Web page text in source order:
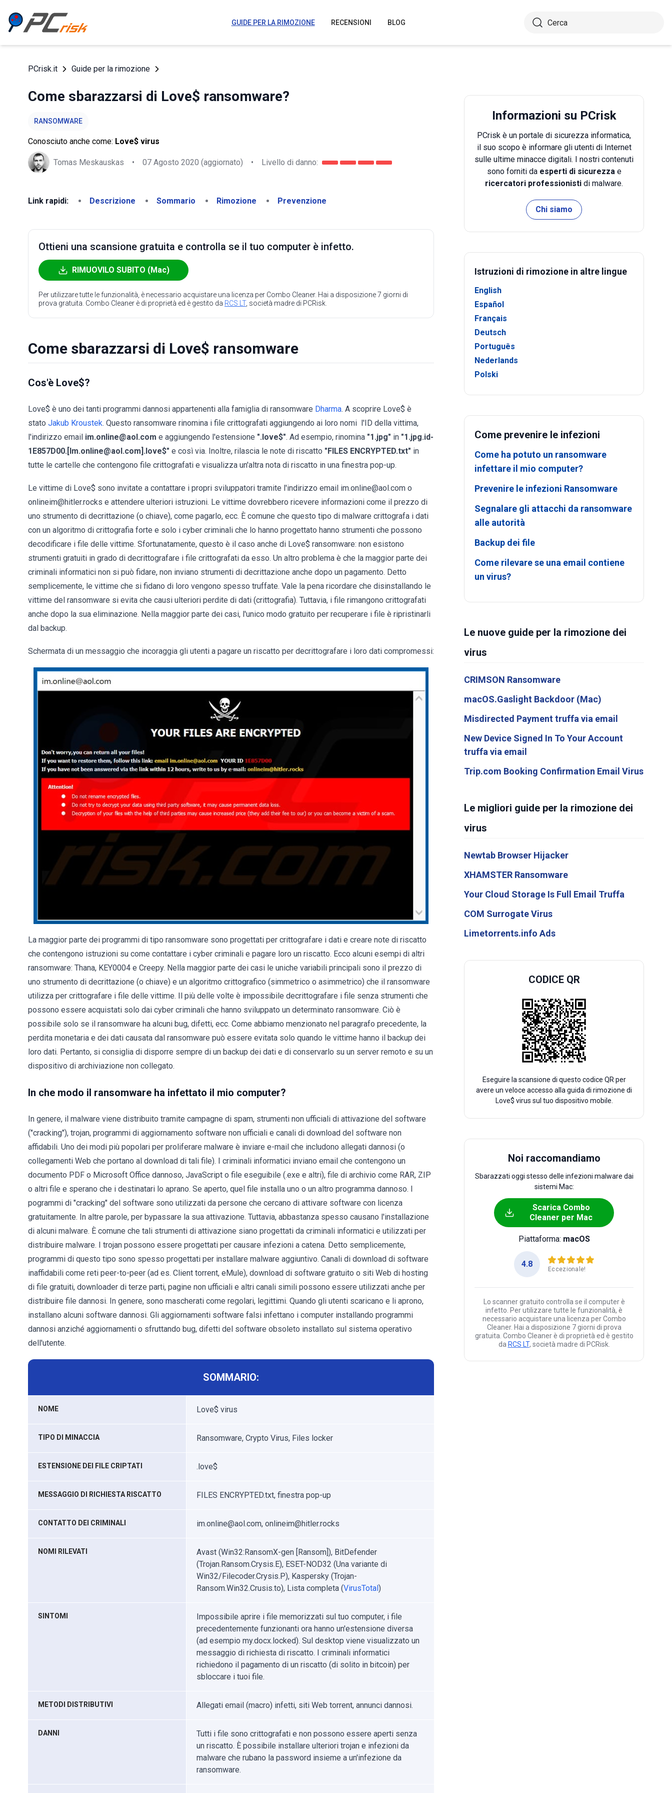
GUIDE PER LA RIMOZIONE RECENSIONI BLOG
PCrisk.it Guide per la rimozione
Come sbarazzarsi di Love$ ransomware?
RANSOMWARE
Conosciuto anche come: Love$ virus
Tomas Meskauskas • 07 Agosto 2020 (aggiornato) • Livello di danno:
Link rapidi: Descrizione Sommario Rimozione Prevenzione
Ottieni una scansione gratuita e controlla se il tuo computer è infetto.
RIMUOVILO SUBITO (Mac)
Per utilizzare tutte le funzionalità, è necessario acquistare una licenza per Combo Cleaner. Hai a disposizione 7 giorni di
prova gratuita. Combo Cleaner è di proprietà ed è gestito da RCS LT, società madre di PCRisk.
Come sbarazzarsi di Love$ ransomware
Cos'è Love$?
Love$ è uno dei tanti programmi dannosi appartenenti alla famiglia di ransomware Dharma. A scoprire Love$ è
stato Jakub Kroustek. Questo ransomware rinomina i file crittografati aggiungendo ai loro nomi l'ID della vittima,
l'indirizzo email im.online@aol.com e aggiungendo l'estensione ".love$". Ad esempio, rinomina "1.jpg" in "1.jpg.id-
1E857D00.[Im.online@aol.com].love$" e così via. Inoltre, rilascia le note di riscatto "FILES ENCRYPTED.txt" in
tutte le cartelle che contengono file crittografati e visualizza un'altra nota di riscatto in una finestra pop-up.
Le vittime di Love$ sono invitate a contattare i propri sviluppatori tramite l'indirizzo email im.online@aol.com o
onlineim@hitler.rocks e attendere ulteriori istruzioni. Le vittime dovrebbero ricevere informazioni come il prezzo di
uno strumento di decrittazione (o chiave), come pagarlo, ecc. È comune che questo tipo di malware crittografa i dati
con un algoritmo di crittografia forte e solo i cyber criminali che lo hanno progettato hanno strumenti che possono
decodificare i file delle vittime. Sfortunatamente, questo è il caso anche di Love$ ransomware: non esistono
strumenti gratuiti in grado di decrittografare i file crittografati da esso. Un altro problema è che la maggior parte dei
criminali informatici non si può fidare, non inviano strumenti di decrittazione anche dopo un pagamento. Detto
semplicemente, le vittime che si fidano di loro vengono spesso truffate. Vale la pena ricordare che disinstallando le
vittime del ransomware si evita che causi ulteriori perdite di dati (crittografia). Tuttavia, i file rimangono crittografati
anche dopo la sua eliminazione. Nella maggior parte dei casi, l'unico modo gratuito per recuperare i file è ripristinarli
dal backup.
Schermata di un messaggio che incoraggia gli utenti a pagare un riscatto per decrittografare i loro dati compromessi:
La maggior parte dei programmi di tipo ransomware sono progettati per crittografare i dati e creare note di riscatto
che contengono istruzioni su come contattare i cyber criminali e pagare loro un riscatto. Ecco alcuni esempi di altri
ransomware: Thana, KEY0004 e Creepy. Nella maggior parte dei casi le uniche variabili principali sono il prezzo di
uno strumento di decrittazione (o chiave) e un algoritmo crittografico (simmetrico o asimmetrico) che il ransomware
utilizza per crittografare i file delle vittime. Il più delle volte è impossibile decrittografare i file senza strumenti che
possono essere acquistati solo dai cyber criminali che hanno sviluppato un determinato ransomware. Ciò è
possibile solo se il ransomware ha alcuni bug, difetti, ecc. Come abbiamo menzionato nel paragrafo precedente, la
perdita monetaria e dei dati causata dal ransomware può essere evitata solo quando le vittime hanno il backup dei
loro dati. Pertanto, si consiglia di disporre sempre di un backup dei dati e di conservarlo su un server remoto e su un
dispositivo di archiviazione non collegato.
In che modo il ransomware ha infettato il mio computer?
In genere, il malware viene distribuito tramite campagne di spam, strumenti non ufficiali di attivazione del software
("cracking"), trojan, programmi di aggiornamento software non ufficiali e canali di download del software non
affidabili. Uno dei modi più popolari per proliferare malware è inviare e-mail che includono allegati dannosi (o
collegamenti Web che portano al download di tali file). I criminali informatici inviano email che contengono un
documento PDF o Microsoft Office dannoso, JavaScript o file eseguibile (.exe e altri), file di archivio come RAR, ZIP
o altri file e sperano che i destinatari lo aprano. Se aperto, quel file installa uno o un altro programma dannoso. I
pogrammi di "cracking" del software sono utilizzati da persone che cercano di attivare software con licenza
gratuitamente. In altre parole, per bypassare la sua attivazione. Tuttavia, abbastanza spesso causano l'installazione
di alcuni malware. È comune che tali strumenti di attivazione siano progettati da criminali informatici e utilizzati per
distribuire malware. I trojan possono essere progettati per causare infezioni a catena. Detto semplicemente,
programmi di questo tipo sono spesso progettati per installare malware aggiuntivo. Canali di download di software
inaffidabili come reti peer-to-peer (ad es. Client torrent, eMule), download di software gratuito o siti Web di hosting
di file gratuiti, downloader di terze parti, pagine non ufficiali e altri canali simili possono essere utilizzati anche per
distribuire file dannosi. In genere, sono mascherati come regolari, legittimi. Quando gli utenti scaricano e li aprono,
installano alcuni software dannosi. Gli aggiornamenti software falsi infettano i computer installando programmi
dannosi anziché aggiornamenti o sfruttando bug, difetti del software obsoleto installato sul sistema operativo
dell'utente.
SOMMARIO:
NOME Love$ virus
TIPO DI MINACCIA Ransomware, Crypto Virus, Files locker
ESTENSIONE DEI FILE CRIPTATI .love$
MESSAGGIO DI RICHIESTA RISCATTO FILES ENCRYPTED.txt, finestra pop-up
CONTATTO DEI CRIMINALI im.online@aol.com, onlineim@hitler.rocks
NOMI RILEVATI
Avast (Win32:RansomX-gen [Ransom]), BitDefender
(Trojan.Ransom.Crysis.E), ESET-NOD32 (Una variante di
Win32/Filecoder.Crysis.P), Kaspersky (Trojan-
Ransom.Win32.Crusis.to), Lista completa (VirusTotal)
SINTOMI
Impossibile aprire i file memorizzati sul tuo computer, i file
precedentemente funzionanti ora hanno un'estensione diversa
(ad esempio my.docx.locked). Sul desktop viene visualizzato un
messaggio di richiesta di riscatto. I criminali informatici
richiedono il pagamento di un riscatto (di solito in bitcoin) per
sbloccare i tuoi file.
METODI DISTRIBUTIVI Allegati email (macro) infetti, siti Web torrent, annunci dannosi.
DANNI
Tutti i file sono crittografati e non possono essere aperti senza
un riscatto. È possibile installare ulteriori trojan e infezioni da
malware che rubano la password insieme a un'infezione da
ransomware.
Informazioni su PCrisk
PCrisk è un portale di sicurezza informatica,
il suo scopo è informare gli utenti di Internet
sulle ultime minacce digitali. I nostri contenuti
sono forniti da esperti di sicurezzae
ricercatori professionisti di malware.
Chi siamo
Istruzioni di rimozione in altre lingue
English
Español
Français
Deutsch
Português
Nederlands
Polski
Come prevenire le infezioni
Come ha potuto un ransomware
infettare il mio computer?
Prevenire le infezioni Ransomware
Segnalare gli attacchi da ransomware
alle autorità
Backup dei file
Come rilevare se una email contiene
un virus?
Le nuove guide per la rimozione dei
virus
CRIMSON Ransomware
macOS.Gaslight Backdoor (Mac)
Misdirected Payment truffa via email
New Device Signed In To Your Account
truffa via email
Trip.com Booking Confirmation Email Virus
Le migliori guide per la rimozione dei
virus
Newtab Browser Hijacker
XHAMSTER Ransomware
Your Cloud Storage Is Full Email Truffa
COM Surrogate Virus
Limetorrents.info Ads
CODICE QR
Eseguire la scansione di questo codice QR per
avere un veloce accesso alla guida di rimozione di
Love$ virus sul tuo dispositivo mobile.
Noi raccomandiamo
Sbarazzati oggi stesso delle infezioni malware dai
sistemi Mac:
Scarica Combo
Cleaner per Mac
Piattaforma: macOS
4.8
Eccezionale!
Lo scanner gratuito controlla se il computer è
infetto. Per utilizzare tutte le funzionalità, è
necessario acquistare una licenza per Combo
Cleaner. Hai a disposizione 7 giorni di prova
gratuita. Combo Cleaner è di proprietà ed è gestito
da RCS LT, società madre di PCRisk.